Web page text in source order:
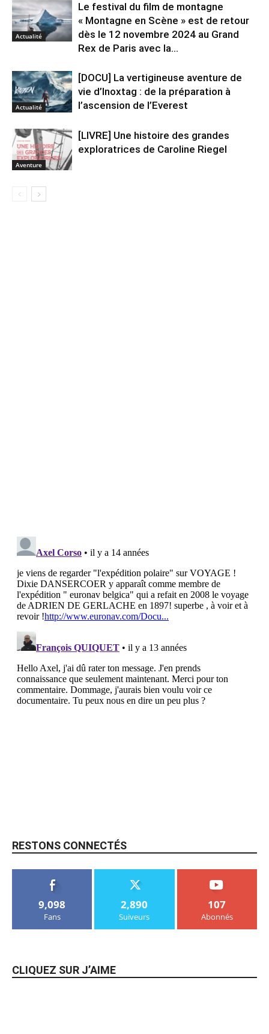
Actualité
Le festival du film de montagne
« Montagne en Scène » est de retour
dès le 12 novembre 2024 au Grand
Rex de Paris avec la...
Actualité
[DOCU] La vertigineuse aventure de
vie d’Inoxtag : de la préparation à
l’ascension de l’Everest
Aventure
[LIVRE] Une histoire des grandes
exploratrices de Caroline Riegel
RESTONS CONNECTÉS
9,098
Fans
2,890
Suiveurs
107
Abonnés
CLIQUEZ SUR J’AIME